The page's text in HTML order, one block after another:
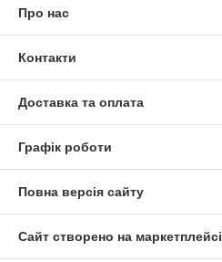
Про нас
Контакти
Доставка та оплата
Графік роботи
Повна версія сайту
Сайт створено на маркетплейсі